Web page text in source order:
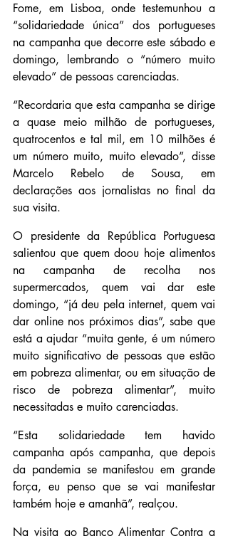
Fome, em Lisboa, onde testemunhou a
“solidariedade única” dos portugueses
na campanha que decorre este sábado e
domingo, lembrando o “número muito
elevado” de pessoas carenciadas.
“Recordaria que esta campanha se dirige
a quase meio milhão de portugueses,
quatrocentos e tal mil, em 10 milhões é
um número muito, muito elevado”, disse
Marcelo Rebelo de Sousa, em
declarações aos jornalistas no final da
sua visita.
O presidente da República Portuguesa
salientou que quem doou hoje alimentos
na campanha de recolha nos
supermercados, quem vai dar este
domingo, “já deu pela internet, quem vai
dar online nos próximos dias”, sabe que
está a ajudar “muita gente, é um número
muito significativo de pessoas que estão
em pobreza alimentar, ou em situação de
risco de pobreza alimentar”, muito
necessitadas e muito carenciadas.
“Esta solidariedade tem havido
campanha após campanha, que depois
da pandemia se manifestou em grande
força, eu penso que se vai manifestar
também hoje e amanhã”, realçou.
Na visita ao Banco Alimentar Contra a